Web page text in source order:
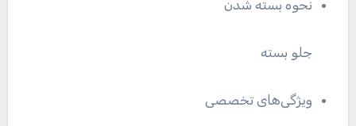
نحوه بسته شدن
جلو بسته
ویژگی‌های تخصصی